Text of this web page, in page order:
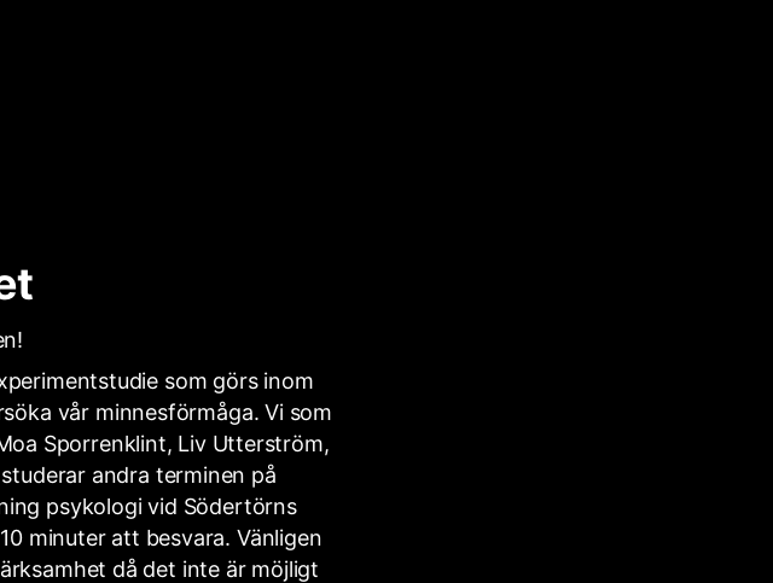
som görs inom
vår minnesförmåga. Vi som
Sporrenklint, Liv Utterström,
andra terminen på
psykologi vid Södertörns
minuter att besvara. Vänligen
då det inte är möjligt